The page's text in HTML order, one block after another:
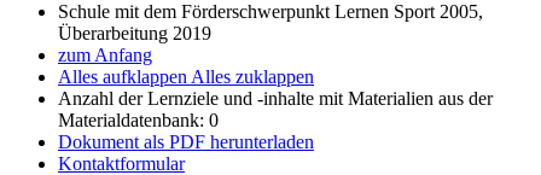
Schule mit dem Förderschwerpunkt Lernen Sport 2005,
Überarbeitung 2019
zum Anfang
Alles aufklappen Alles zuklappen
Anzahl der Lernziele und -inhalte mit Materialien aus der
Materialdatenbank: 0
Dokument als PDF herunterladen
Kontaktformular